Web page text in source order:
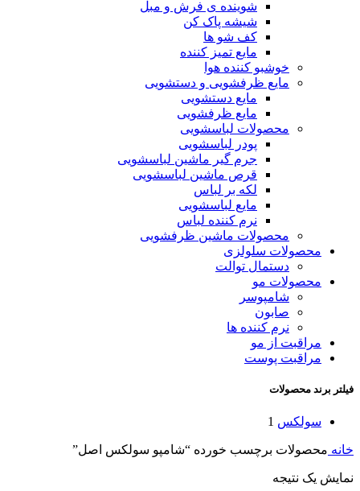
شوینده ی فرش و مبل
شیشه پاک کن
کف شو ها
مایع تمیز کننده
خوشبو کننده هوا
مایع ظرفشویی و دستشویی
مایع دستشویی
مایع ظرفشویی
محصولات لباسشویی
پودر لباسشویی
جرم گیر ماشین لباسشویی
قرص ماشین لباسشویی
لکه بر لباس
مایع لباسشویی
نرم کننده لباس
محصولات ماشین ظرفشویی
محصولات سلولزی
دستمال توالت
محصولات مو
شامپوسر
صابون
نرم کننده ها
مراقبت از مو
مراقبت پوست
فیلتر برند محصولات
سولکس 1
خانه محصولات برچسب خورده “شامپو سولکس اصل”
نمایش یک نتیجه